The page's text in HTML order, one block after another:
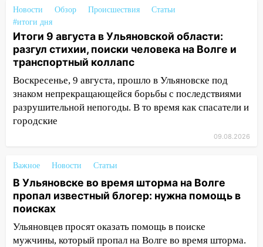
инфраструктуру после шторма
08:19 Внимание! В Цильнинском районе
пропал 67-летний мужчина
08:11 На Ульяновск снова надвигается
непогода
07:30
Евро-3 вместо Евро-5: что
означают классы бензина и можно ли
заливать «старое» топливо в
06:30
Какая погода будет в Ульяновской
области днем 9 августа
05:05
День, когда всё может
измениться: гороскоп на 9 августа —
три знака получат шанс, который нельзя
упустить
Новости Обзор Происшествия
Статьи
#итоги дня
Итоги 9 августа в Ульяновской области:
разгул стихии, поиски человека на Волге и
транспортный коллапс
Воскресенье, 9 августа, прошло в Ульяновске под
знаком непрекращающейся борьбы с последствиями
разрушительной непогоды. В то время как спасатели и
городские
09.08.2026
Важное Новости Статьи
В Ульяновске во время шторма на Волге
пропал известный блогер: нужна помощь в
поисках
Ульяновцев просят оказать помощь в поиске
мужчины, который пропал на Волге во время шторма.